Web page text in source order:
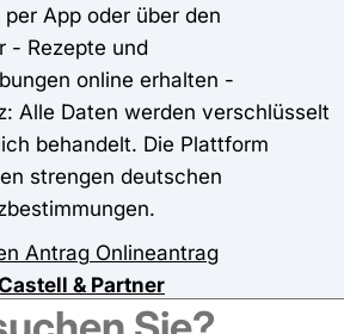
App oder über den
- Rezepte und
online erhalten -
Alle Daten werden verschlüsselt
behandelt. Die Plattform
strengen deutschen
Antrag Onlineantrag
& Partner